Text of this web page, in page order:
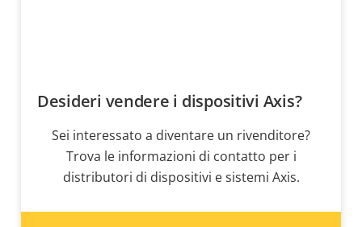
Desideri vendere i dispositivi Axis?
Sei interessato a diventare un rivenditore?
Trova le informazioni di contatto per i
distributori di dispositivi e sistemi Axis.